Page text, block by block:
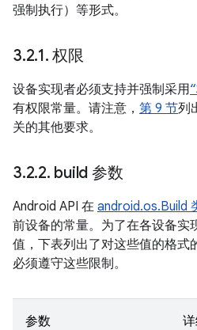
强制执行）等形式。
3.2.1. 权限
设备实现者必须支持并强制采用
有权限常量。请注意， 第 9 节列
关的其他要求。
3.2.2. build 参数
Android API 在 android.os.Build
前设备的常量。为了在各设备实
值，下表列出了对这些值的格式
必须遵守这些限制。
参数